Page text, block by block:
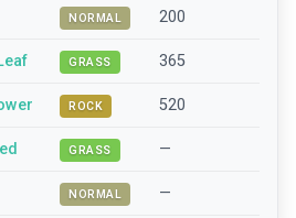
NORMAL 200
GRASS 365
ROCK 520
GRASS —
NORMAL —